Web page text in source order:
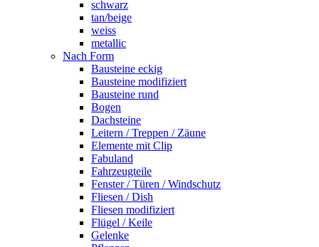
schwarz
tan/beige
weiss
metallic
Nach Form
Bausteine eckig
Bausteine modifiziert
Bausteine rund
Bogen
Dachsteine
Leitern / Treppen / Zäune
Elemente mit Clip
Fabuland
Fahrzeugteile
Fenster / Türen / Windschutz
Fliesen / Dish
Fliesen modifiziert
Flügel / Keile
Gelenke